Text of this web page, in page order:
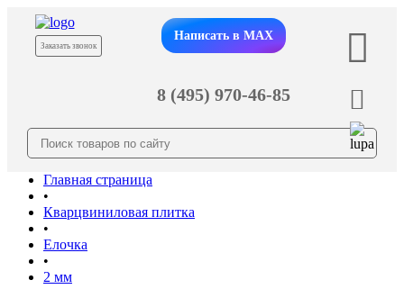
Заказать звонок
Написать в MAX
8 (495) 970-46-85
Главная страница
•
Кварцвиниловая плитка
•
Елочка
•
2 мм